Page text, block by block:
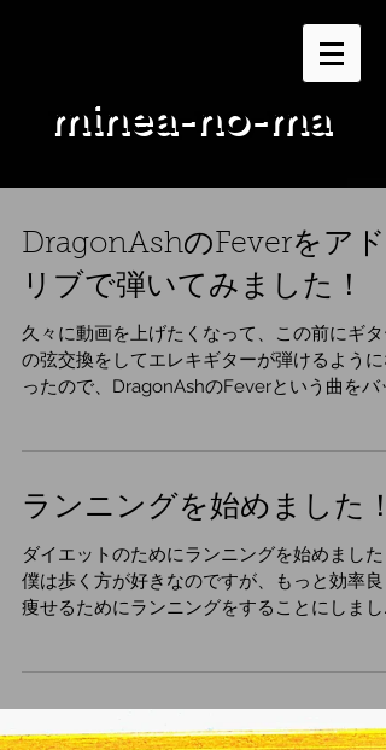
minea-no-ma
DragonAshのFeverをアド
リブで弾いてみました！
久々に動画を上げたくなって、この前にギタ
の弦交換をしてエレキギターが弾けるように
ったので、DragonAshのFeverという曲をバッ
ランニングを始めました！
ダイエットのためにランニングを始めました
僕は歩く方が好きなのですが、もっと効率良
痩せるためにランニングをすることにしまし